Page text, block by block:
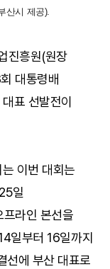
산시 제공).
진흥원(원장
대통령배
표 선발전이
이번 대회는
일
라인 본선을
일부터 16일까지
선에 부산 대표로